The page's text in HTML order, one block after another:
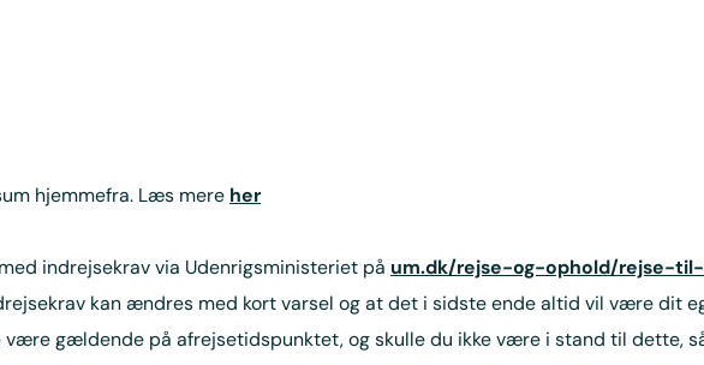
hjemmefra. Læs mere her
indrejsekrav via Udenrigsministeriet på um.dk/rejse-og-ophold/rejse-
kan ændres med kort varsel og at det i sidste ende altid vil være dit
gældende på afrejsetidspunktet, og skulle du ikke være i stand til dette,